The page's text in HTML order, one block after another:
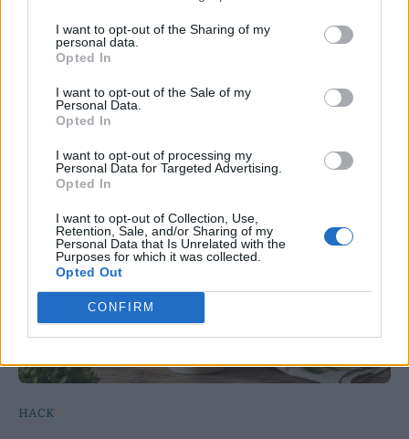
I want to opt-out of the Sharing of my
personal data.
Opted In
I want to opt-out of the Sale of my
Personal Data.
Opted In
I want to opt-out of processing my
Personal Data for Targeted Advertising.
Opted In
I want to opt-out of Collection, Use,
Retention, Sale, and/or Sharing of my
Personal Data that Is Unrelated with the
Purposes for which it was collected.
Opted Out
CONFIRM
HACK